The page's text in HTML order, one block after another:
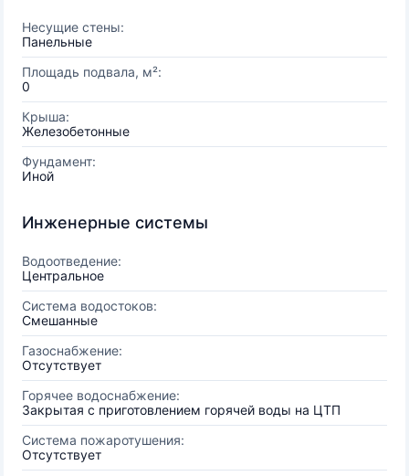
Несущие стены:
Панельные
Площадь подвала, м²:
0
Крыша:
Железобетонные
Фундамент:
Иной
Инженерные системы
Водоотведение:
Центральное
Система водостоков:
Смешанные
Газоснабжение:
Отсутствует
Горячее водоснабжение:
Закрытая с приготовлением горячей воды на ЦТП
Система пожаротушения:
Отсутствует